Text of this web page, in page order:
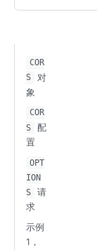
COR
S
对
象
COR
S
配
置
OPT
ION
S
请
求
示例
1，